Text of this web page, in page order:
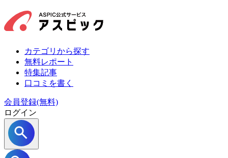
カテゴリから探す
無料レポート
特集記事
口コミを書く
会員登録(無料)
ログイン